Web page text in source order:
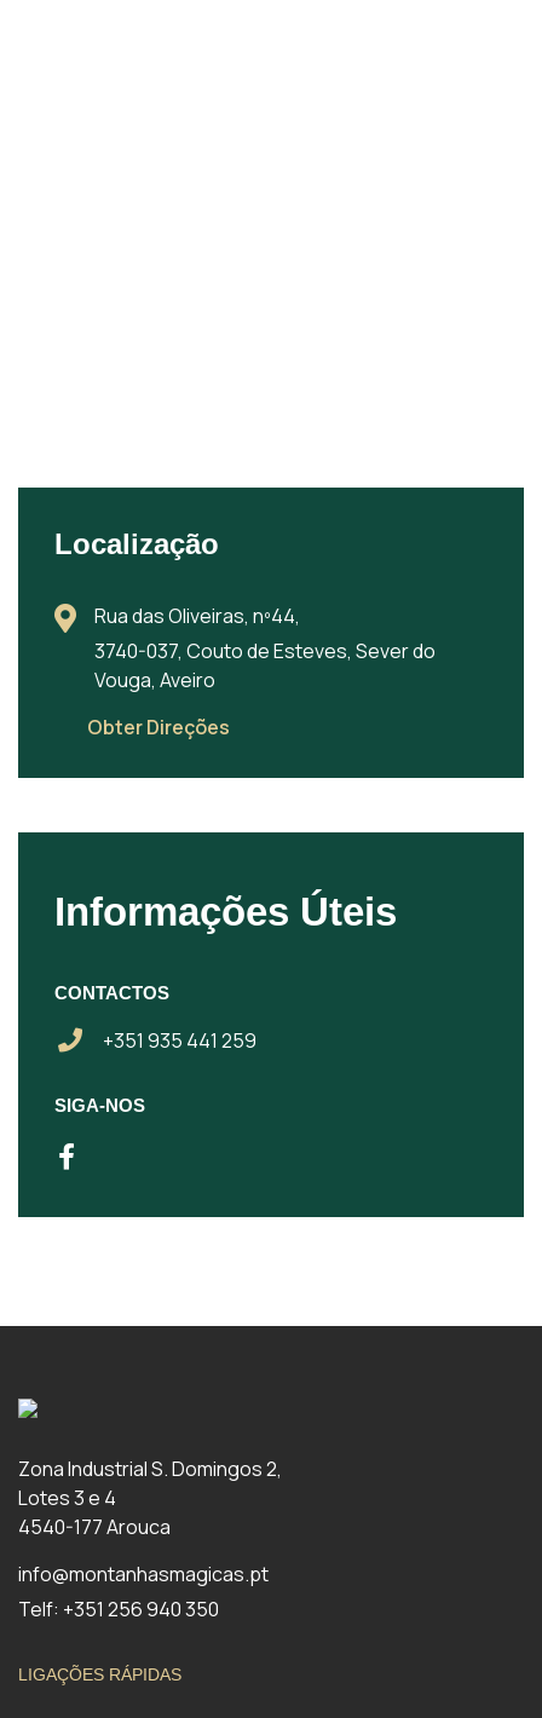
Localização
Rua das Oliveiras, nº44,
3740-037, Couto de Esteves, Sever do
Vouga, Aveiro
Obter Direções
Informações Úteis
CONTACTOS
+351 935 441 259
SIGA-NOS
Zona Industrial S. Domingos 2,
Lotes 3 e 4
4540-177 Arouca
info@montanhasmagicas.pt
Telf: +351 256 940 350
LIGAÇÕES RÁPIDAS